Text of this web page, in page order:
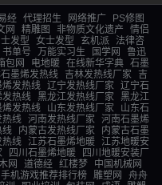
经 代理招生 网络推广
PS修图
网 精雕图 非物质文化遗产
情侣
发型 女士发型 玄机派
法律咨
书单号 万能实习生 国学网
鲁迅
包网 电地暖 在线新华字典 石墨
墨烯发热线 吉林发热线厂家
吉
发热线 辽宁发热线厂家
辽宁石
热线 黑龙江发热线厂家
黑龙江
烯发热线 山东发热线厂家
山东石
线 河南发热线厂家
河南石墨烯
线 内蒙古发热线厂家
内蒙古石墨
热线 江苏石墨烯地暖
江苏地暖安
四川石墨烯地暖
四川地暖安装厂
网 道德经 红楼梦
中国机械网
手机游戏推荐排行榜 雕塑网
舟舟